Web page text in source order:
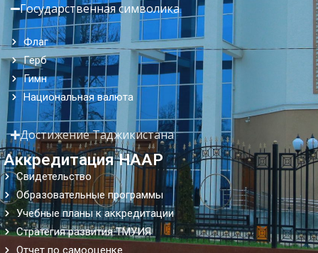
Государственная символика
Флаг
Герб
Гимн
Национальная валюта
Достижение Таджикистана
Аккредитация НААР
Свидетельство
Образовательные программы
Учебные планы к аккредитации
Стратегия развития ТМУИЯ
Отчет по самооценке